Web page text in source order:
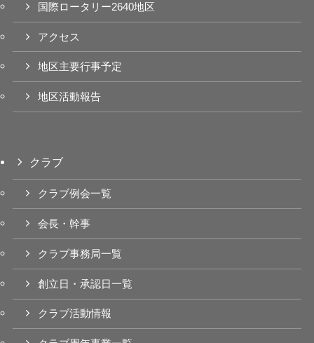
国際ロータリー2640地区
アクセス
地区主要行事予定
地区活動報告
クラブ
クラブ例会一覧
会長・幹事
クラブ事務局一覧
創立日・承認日一覧
クラブ活動情報